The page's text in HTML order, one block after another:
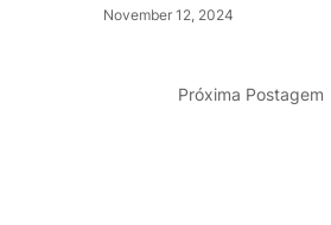
November 12, 2024
Próxima Postagem